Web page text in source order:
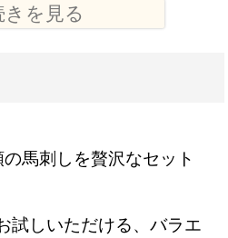
きを見る
馬刺しを贅沢なセット
試しいただける、バラエ